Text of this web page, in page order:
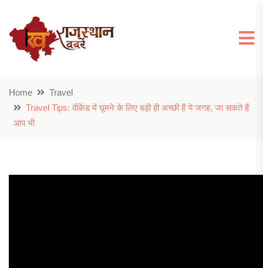
Home
Travel
Travel Tips: वीकेंड में घूमने के लिए बड़ी ही अच्छी हैं ये जगह, जा सकते हैं
आप भी